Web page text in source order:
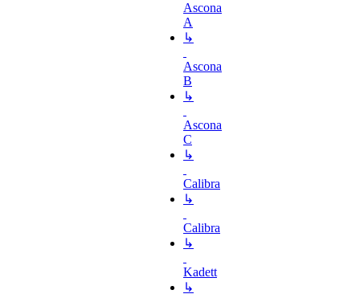
Ascona
A
↳
Ascona
B
↳
Ascona
C
↳
Calibra
↳
Calibra
↳
Kadett
↳